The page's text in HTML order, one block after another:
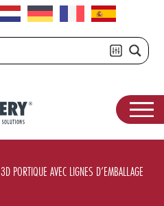
3D PORTIQUE AVEC LIGNES D’EMBALLAGE